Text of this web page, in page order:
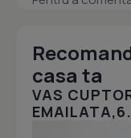
casa ta
VAS